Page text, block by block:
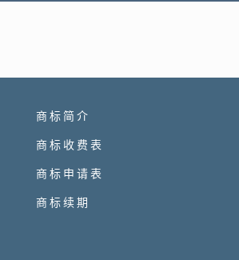
商标简介
商标收费表
商标申请表
商标续期